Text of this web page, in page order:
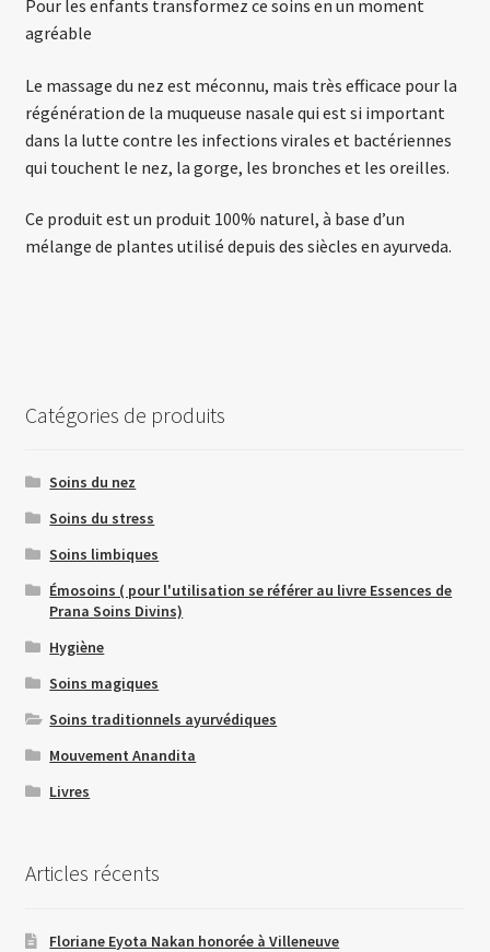
Pour les enfants transformez ce soins en un moment
agréable
Le massage du nez est méconnu, mais très efficace pour la
régénération de la muqueuse nasale qui est si important
dans la lutte contre les infections virales et bactériennes
qui touchent le nez, la gorge, les bronches et les oreilles.
Ce produit est un produit 100% naturel, à base d’un
mélange de plantes utilisé depuis des siècles en ayurveda.
Catégories de produits
Soins du nez
Soins du stress
Soins limbiques
Émosoins ( pour l'utilisation se référer au livre Essences de
Prana Soins Divins)
Hygiène
Soins magiques
Soins traditionnels ayurvédiques
Mouvement Anandita
Livres
Articles récents
Floriane Eyota Nakan honorée à Villeneuve